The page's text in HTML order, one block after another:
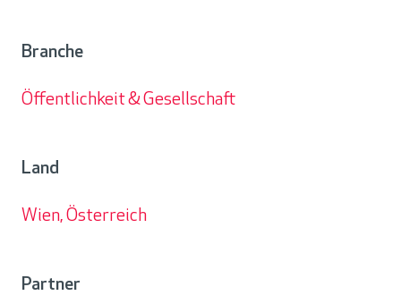
Branche
Öffentlichkeit & Gesellschaft
Land
Wien, Österreich
Partner